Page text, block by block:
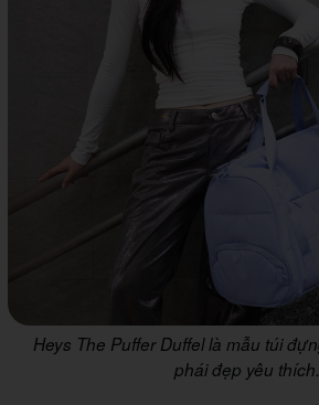
Heys The Puffer Duffel là mẫu túi
phái đẹp yêu thích.